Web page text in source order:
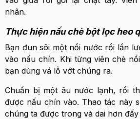
nhân.
Thực hiện nấu chè bột lọc heo
Bạn đun sôi một nồi nước rồi lần
vào nấu chín. Khi từng viên chè
bạn dùng vá lỗ vớt chúng ra.
Chuẩn bị một âu nước lạnh, rồi
được nấu chín vào. Thao tác này
chúng ta được trong và dai hơn